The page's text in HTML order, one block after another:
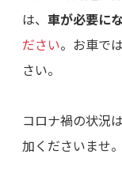
は、 車が必要に
ださい。お車で
さい。
コロナ禍の状況
加くださいませ。